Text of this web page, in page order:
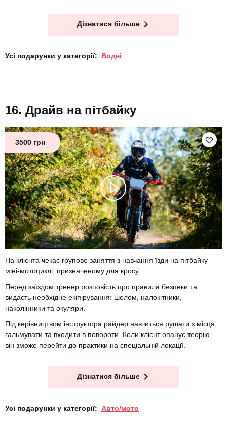
Дізнатися більше
Усі подарунки у категорії: Водні
Драйв на пітбайку
3500 грн
На клієнта чекає групове заняття з навчання їзди на пітбайку —
міні-мотоциклі, призначеному для кросу.
Перед заїздом тренер розповість про правила безпеки та
видасть необхідне екіпірування: шолом, налокітники,
наколінники та окуляри.
Під керівництвом інструктора райдер навчиться рушати з місця,
гальмувати та входити в повороти. Коли клієнт опанує теорію,
він зможе перейти до практики на спеціальній локації.
Дізнатися більше
Усі подарунки у категорії: Авто/мото